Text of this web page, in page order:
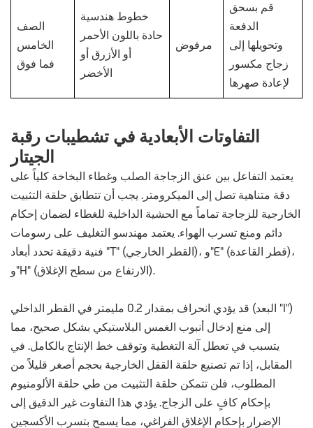
الصف
الخامس
فما فوق
خطوط هندسية
حادة باللون الأحمر
أو الأزرق أو
الأخضر
مرفوض
قم بسحق
الدفعة
وتحويلها إلى
زجاج مكسور
لإعادة صهرها
التفاوتات الأبعادية في تشطيبات رقبة
الجيتار
يعتمد التفاعل بين عنق الزجاجة الصلب وغطاء البخاخة كلياً على
دقة متناهية تصل إلى الميكرومتر. يجب أن تتطابق حلقة التثبيت
الخارجية للزجاجة تماماً مع الحشية الداخلية للغطاء لضمان إحكام
دائم ومنع تسرب الهواء. يعتمد مهندسو التغليف على رسومات
فنية دقيقة تحدد أبعاد "T" (القطر الخارجي)، و"E" (قطر القاعدة)،
و"H" (الارتفاع من سطح الإغلاق).
قد يؤدي انحراف بمقدار 0.2 مليمتر في القطر الداخلي (البعد "I")
إلى منع إدخال أنبوب الغمس البلاستيكي بشكل صحيح، مما
يتسبب في تعطل آلة التغطية وتوقف خط الإنتاج بالكامل. في
المقابل، إذا تم تصنيع حلقة القفل الخارجية بحجم أصغر قليلاً من
المطلوب، فلن تتمكن حلقة التثبيت من طي حلقة الألومنيوم
بإحكام كافٍ على الزجاج. يؤدي هذا التفاوت غير الدقيق إلى
الإضرار بإحكام الإغلاق الفراغي، مما يسمح بتسرب الأكسجين